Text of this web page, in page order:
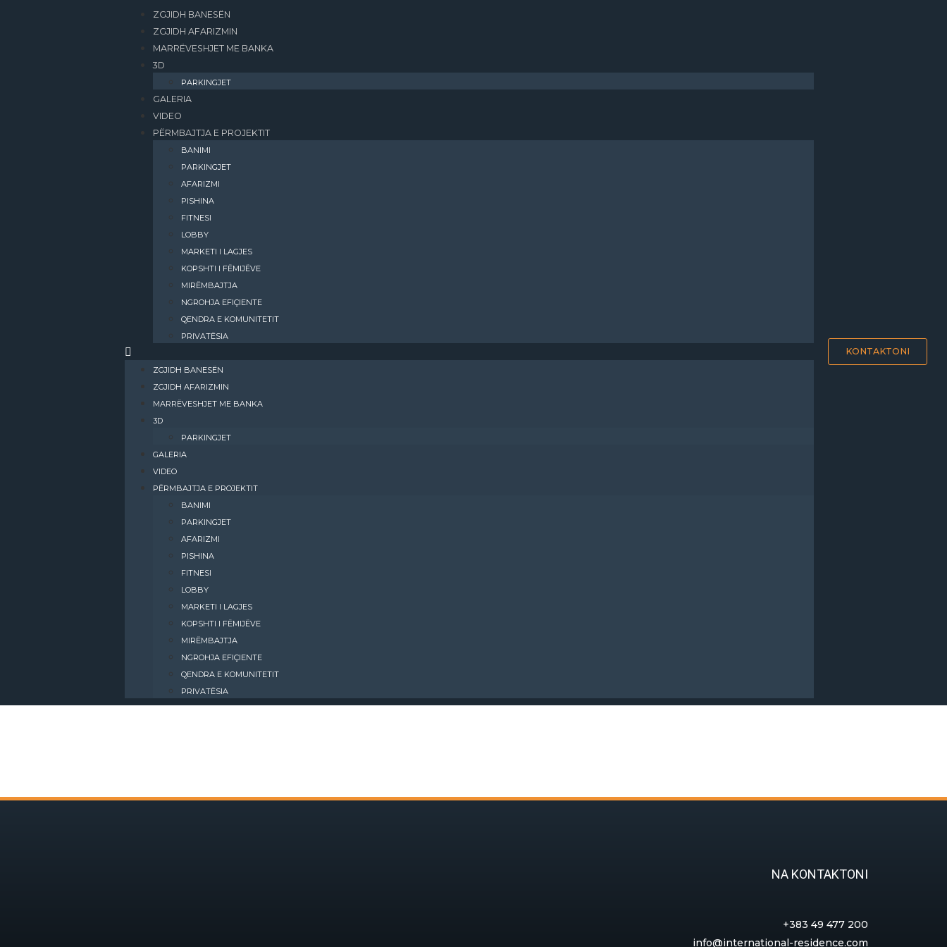
ZGJIDH BANESËN
ZGJIDH AFARIZMIN
MARRËVESHJET ME BANKA
3D
PARKINGJET
GALERIA
VIDEO
PËRMBAJTJA E PROJEKTIT
BANIMI​
PARKINGJET
AFARIZMI​
PISHINA
FITNESI
LOBBY
MARKETI I LAGJES
KOPSHTI I FËMIJËVE
MIRËMBAJTJA
NGROHJA EFIÇIENTE
QENDRA E KOMUNITETIT
PRIVATËSIA
ZGJIDH BANESËN
ZGJIDH AFARIZMIN
MARRËVESHJET ME BANKA
3D
PARKINGJET
GALERIA
VIDEO
PËRMBAJTJA E PROJEKTIT
BANIMI​
PARKINGJET
AFARIZMI​
PISHINA
FITNESI
LOBBY
MARKETI I LAGJES
KOPSHTI I FËMIJËVE
MIRËMBAJTJA
NGROHJA EFIÇIENTE
QENDRA E KOMUNITETIT
PRIVATËSIA
KONTAKTONI
NA KONTAKTONI
+383 49 477 200
info@international-residence.com